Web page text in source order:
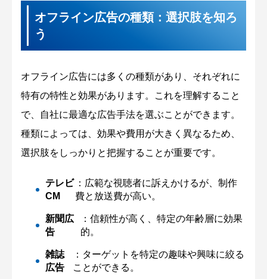
オフライン広告の種類：選択肢を知ろ
う
オフライン広告には多くの種類があり、それぞれに
特有の特性と効果があります。これを理解すること
で、自社に最適な広告手法を選ぶことができます。
種類によっては、効果や費用が大きく異なるため、
選択肢をしっかりと把握することが重要です。
テレビ
CM
：広範な視聴者に訴えかけるが、制作
費と放送費が高い。
新聞広
告
：信頼性が高く、特定の年齢層に効果
的。
雑誌
広告
：ターゲットを特定の趣味や興味に絞る
ことができる。